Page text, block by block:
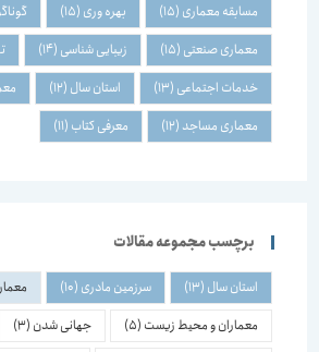
مسابقه معماری(15) بهره وری(15)
معماری صنعتی(15) زیبایی شناسی(14)
خدمات اجتماعی(13) استان سال(12)
معماری مساجد(12) معرفی کتاب(11)
برچسب مجموعه مقالات
استان سال(13) سرزمین مادری(10)
معماران و محیط زیست(5) جهانی شدن(3)